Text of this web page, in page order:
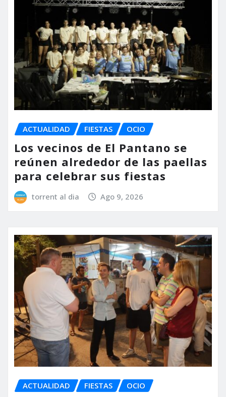
ACTUALIDAD FIESTAS OCIO
Los vecinos de El Pantano se
reúnen alrededor de las paellas
para celebrar sus fiestas
torrent al dia Ago 9, 2026
ACTUALIDAD FIESTAS OCIO